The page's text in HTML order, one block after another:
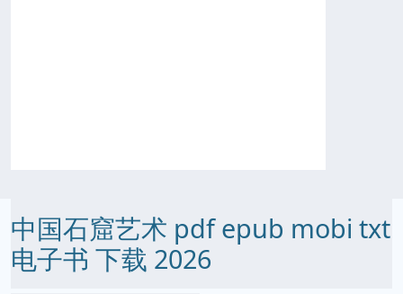
中国石窟艺术 pdf epub mobi txt
电子书 下载 2026